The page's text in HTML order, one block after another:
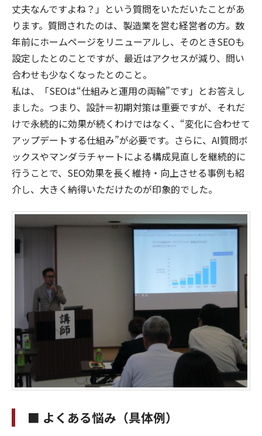
丈夫なんですよね？」という質問をいただいたことがあ
ります。質問されたのは、製造業を営む経営者の方。数
年前にホームページをリニューアルし、そのときSEOも
設定したとのことですが、最近はアクセスが減り、問い
合わせも少なくなったとのこと。
私は、「SEOは“仕組みと運用の両輪”です」とお答えし
ました。つまり、設計＝初期対策は重要ですが、それだ
けで永続的に効果が続くわけではなく、“変化に合わせて
アップデートする仕組み”が必要です。さらに、AI質問ボ
ックスやマンダラチャートによる構成見直しを継続的に
行うことで、SEO効果を長く維持・向上させる事例も紹
介し、大きく納得いただけたのが印象的でした。
■ よくある悩み（具体例）